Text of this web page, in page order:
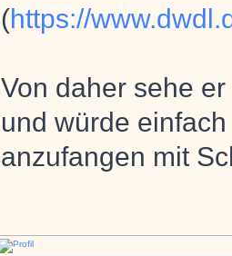
(https://
Von daher sehe
und würde
anzufangen mit